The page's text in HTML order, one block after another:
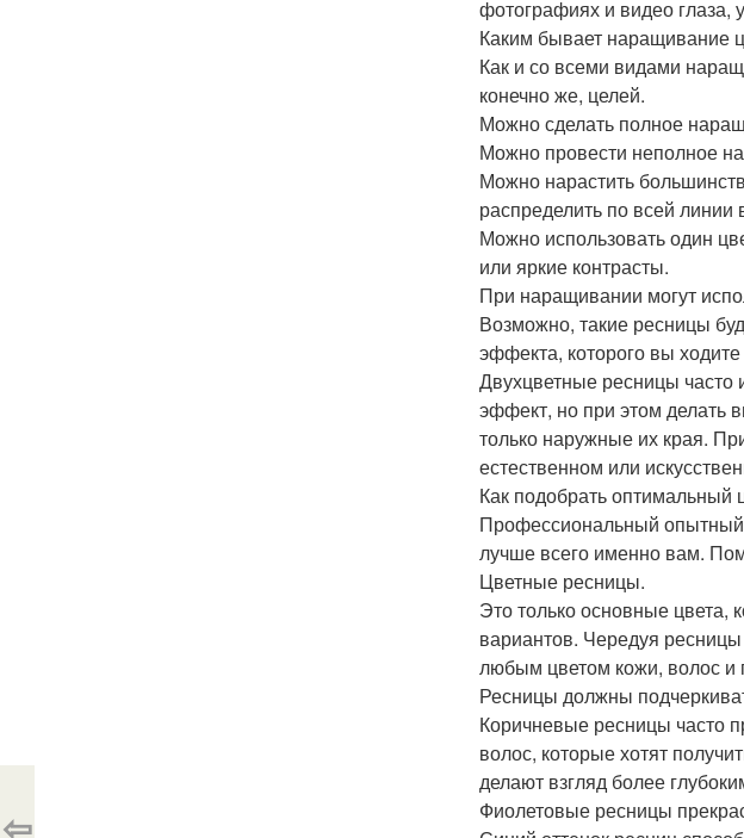
фотографиях и видео глаза,
Каким бывает наращивание
Как и со всеми видами
конечно же, целей.
Можно сделать полное
Можно провести неполное
Можно нарастить
распределить по всей линии
Можно использовать один
или яркие контрасты.
При наращивании могут
Возможно, такие ресницы
эффекта, которого вы ходите
Двухцветные ресницы часто
эффект, но при этом делать
только наружные их края.
естественном или
Как подобрать оптимальный
Профессиональный опытный
лучше всего именно вам.
Цветные ресницы.
Это только основные цвета,
вариантов. Чередуя
любым цветом кожи, волос и
Ресницы должны
Коричневые ресницы часто
волос, которые хотят
делают взгляд более
Фиолетовые ресницы
⇦